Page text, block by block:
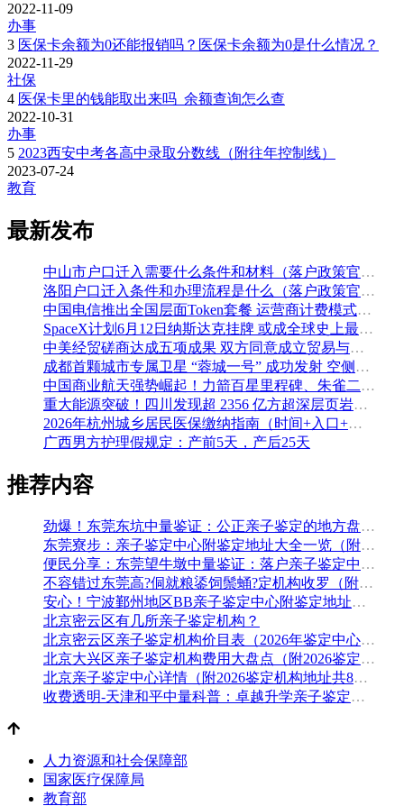
2022-11-09
办事
3 医保卡余额为0还能报销吗？医保卡余额为0是什么情况？
2022-11-29
社保
4 医保卡里的钱能取出来吗_余额查询怎么查
2022-10-31
办事
5 2023西安中考各高中录取分数线（附往年控制线）
2023-07-24
教育
最新发布
中山市户口迁入需要什么条件和材料（落户政策官方解读）
洛阳户口迁入条件和办理流程是什么（落户政策官方问答汇总）
中国电信推出全国层面Token套餐 运营商计费模式从”流量”迈向”算力”
SpaceX计划6月12日纳斯达克挂牌 或成全球史上最大规模IPO
中美经贸磋商达成五项成果 双方同意成立贸易与投资双理事会
成都首颗城市专属卫星 “蓉城一号” 成功发射 空侧直转模式同步落地 双重大突破助力国际门户枢纽建设
中国商业航天强势崛起！力箭百星里程碑、朱雀二号改进型发射成功
重大能源突破！四川发现超 2356 亿方超深层页岩气田，保障国家能源安全
2026年杭州城乡居民医保缴纳指南（时间+入口+金额）
广西男方护理假规定：产前5天，产后25天
推荐内容
劲爆！东莞东坑中量鉴证：公正亲子鉴定的地方盘整（附2026年5月鉴定汇总）
东莞寮步：亲子鉴定中心附鉴定地址大全一览（附2026年鉴定机构推荐）
便民分享：东莞望牛墩中量鉴证：落户亲子鉴定中心地址排名（附鉴定办理流程费用）
不容错过东莞高?侗就粮鋈饲鬃蛹?定机构收罗（附2026年5月鉴定手续）
安心！宁波鄞州地区BB亲子鉴定中心附鉴定地址大全一览（附2026年最全鉴定手续）
北京密云区有几所亲子鉴定机构？
北京密云区亲子鉴定机构价目表（2026年鉴定中心地址盘点）
北京大兴区亲子鉴定机构费用大盘点（附2026鉴定地址大全）
北京亲子鉴定中心详情（附2026鉴定机构地址共8家）
收费透明-天津和平中量科普：卓越升学亲子鉴定细目大全（附2026年全新鉴定）
人力资源和社会保障部
国家医疗保障局
教育部